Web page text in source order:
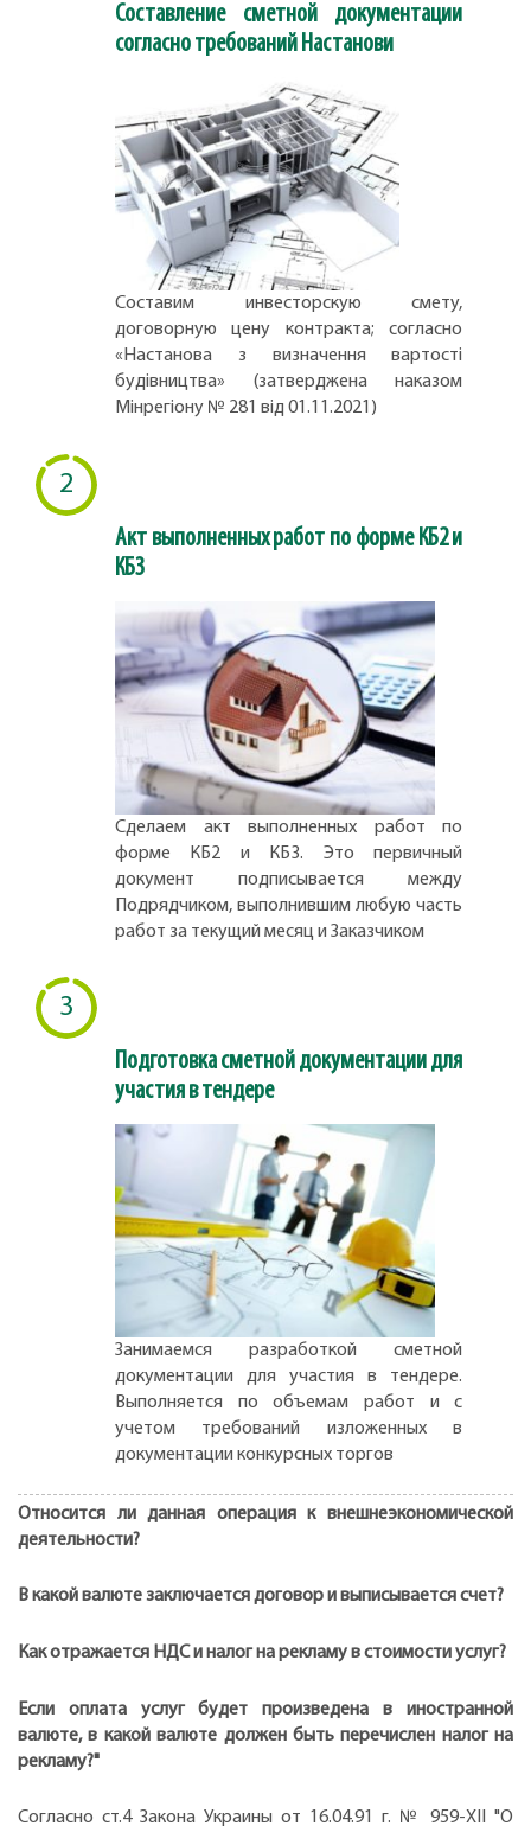
Составление сметной документации
согласно требований Настанови
Составим инвесторскую смету,
договорную цену контракта; согласно
«Настанова з визначення вартості
будівництва» (затверджена наказом
Мінрегіону № 281 від 01.11.2021)
2
Акт выполненных работ по форме КБ2 и
КБ3
Сделаем акт выполненных работ по
форме КБ2 и КБ3. Это первичный
документ подписывается между
Подрядчиком, выполнившим любую часть
работ за текущий месяц и Заказчиком
3
Подготовка сметной документации для
участия в тендере
Занимаемся разработкой сметной
документации для участия в тендере.
Выполняется по объемам работ и с
учетом требований изложенных в
документации конкурсных торгов
Относится ли данная операция к внешнеэкономической
деятельности?
В какой валюте заключается договор и выписывается счет?
Как отражается НДС и налог на рекламу в стоимости услуг?
Если оплата услуг будет произведена в иностранной
валюте, в какой валюте должен быть перечислен налог на
рекламу?"
Согласно ст.4 Закона Украины от 16.04.91 г. № 959-ХII "О